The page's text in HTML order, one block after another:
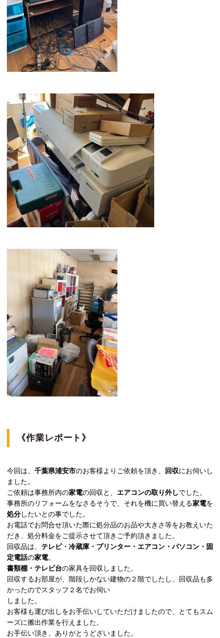
《作業レポート》
今回は、 千葉県浦安市のお客様よりご依頼を頂き、 回収にお伺いし
ました。
ご依頼は事務所内の家電の回収と、 エアコンの取り外しでした。
事務所のリフォームをなさるそうで、それを機に買い替える家電を
処分したいとの事でした。
お電話でお問合せ頂いた際に処分品のお品や大きさ等をお教えいた
だき、処分料金をご提示させて頂きご予約頂きました。
回収品は、 テレビ・冷蔵庫・プリンター・エアコン・パソコン・固
定電話の家電。
書類棚・テレビ台の家具を回収しました。
回収するお部屋が、階段しかない建物の２階でしたし、回収品も多
かったのでスタッフ２名でお伺い
しました。
お客様も運び出しをお手伝いしていただけましたので、とてもスム
ーズに搬出作業を行えました。
お手伝い頂き、ありがとうどざいました。